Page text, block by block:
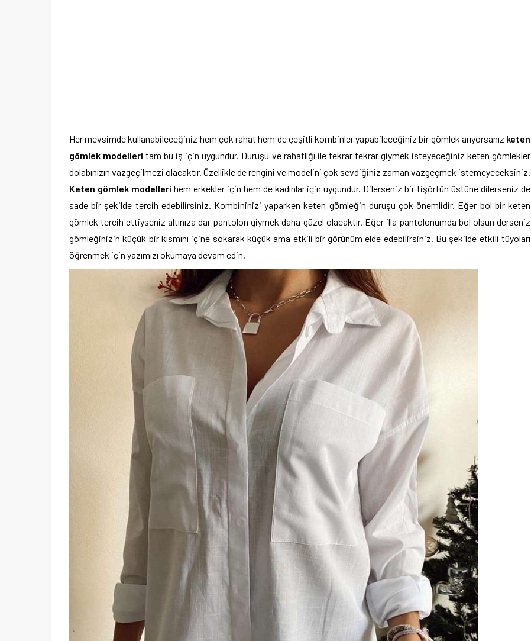
Her mevsimde kullanabileceğiniz hem çok rahat hem de çeşitli kombinler yapabileceğiniz bir gömlek arıyorsanız keten
gömlek modelleritam bu iş için uygundur. Duruşu ve rahatlığı ile tekrar tekrar giymek isteyeceğiniz keten gömlekler
dolabınızın vazgeçilmezi olacaktır. Özellikle de rengini ve modelini çok sevdiğiniz zaman vazgeçmek istemeyeceksiniz.
Keten gömlek modelleri hem erkekler için hem de kadınlar için uygundur. Dilerseniz bir tişörtün üstüne dilerseniz de
sade bir şekilde tercih edebilirsiniz. Kombininizi yaparken keten gömleğin duruşu çok önemlidir. Eğer bol bir keten
gömlek tercih ettiyseniz altınıza dar pantolon giymek daha güzel olacaktır. Eğer illa pantolonumda bol olsun derseniz
gömleğinizin küçük bir kısmını içine sokarak küçük ama etkili bir görünüm elde edebilirsiniz. Bu şekilde etkili tüyoları
öğrenmek için yazımızı okumaya devam edin.